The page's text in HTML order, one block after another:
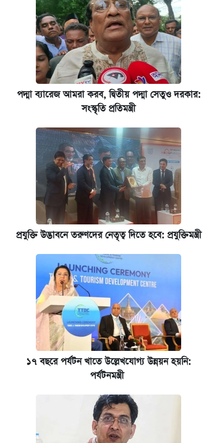
কেমব্রিজ বিশ্ববিদ্যালয়ের এমবিএ স্কলারশিপে
আবেদন শুরু
পদ্মা ব্যারেজ আমরা করব, দ্বিতীয় পদ্মা সেতুও দরকার:
সংস্কৃতি প্রতিমন্ত্রী
প্রযুক্তি উদ্ভাবনে তরুণদের নেতৃত্ব দিতে হবে: প্রযুক্তিমন্ত্রী
১৭ বছরে পর্যটন খাতে উল্লেখযোগ্য উন্নয়ন হয়নি:
পর্যটনমন্ত্রী